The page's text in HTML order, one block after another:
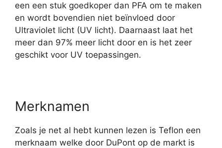
een een stuk goedkoper dan PFA om te maken
en wordt bovendien niet beïnvloed door
Ultraviolet licht (UV licht). Daarnaast laat het
meer dan 97% meer licht door en is het zeer
geschikt voor UV toepassingen.
Merknamen
Zoals je net al hebt kunnen lezen is Teflon een
merknaam welke door DuPont op de markt is